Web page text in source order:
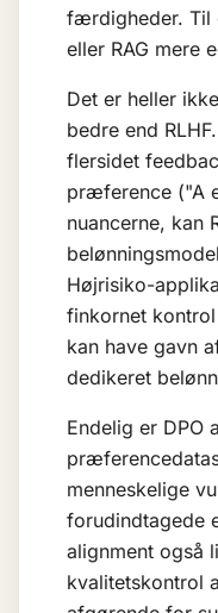
færdigheder. Til
eller RAG mere
Det er heller
bedre end
flersidet
præference ("A
nuancerne, kan
Højrisiko-
finkornet
kan have gavn
dedikeret
Endelig er
menneskelige
forudindtagede
alignment også
kvalitetskontrol